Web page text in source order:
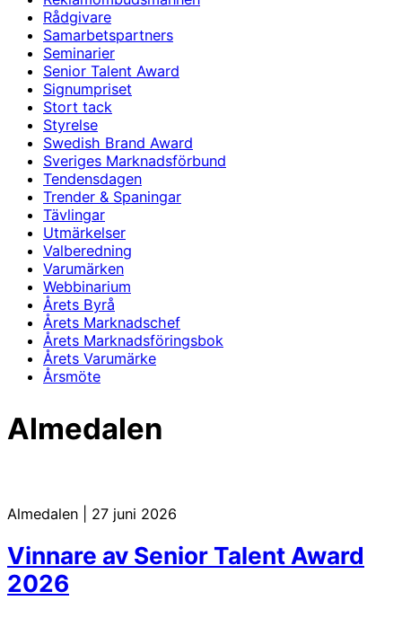
Rådgivare
Samarbetspartners
Seminarier
Senior Talent Award
Signumpriset
Stort tack
Styrelse
Swedish Brand Award
Sveriges Marknadsförbund
Tendensdagen
Trender & Spaningar
Tävlingar
Utmärkelser
Valberedning
Varumärken
Webbinarium
Årets Byrå
Årets Marknadschef
Årets Marknadsföringsbok
Årets Varumärke
Årsmöte
Almedalen
Almedalen 27 juni 2026
Vinnare av Senior Talent Award
2026